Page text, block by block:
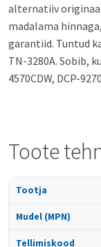
alternatiiv
madalama
garantiid. Tuntud
TN-3280A. Sobib,
4570CDW, DCP-
Toote
Tootja
Mudel (MPN)
Tellimiskood